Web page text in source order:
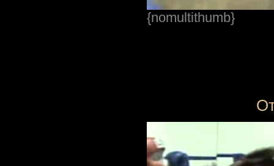
{nomultithumb}